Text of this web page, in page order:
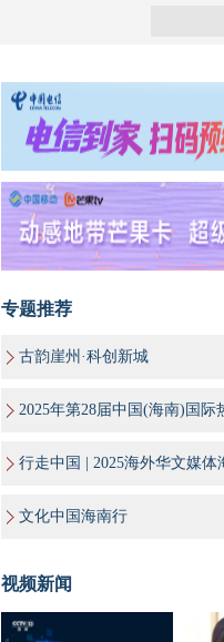
专题推荐
古韵崖州·科创新城
行走中国 | 2025海外华文媒体
文化中国海南行
视频新闻